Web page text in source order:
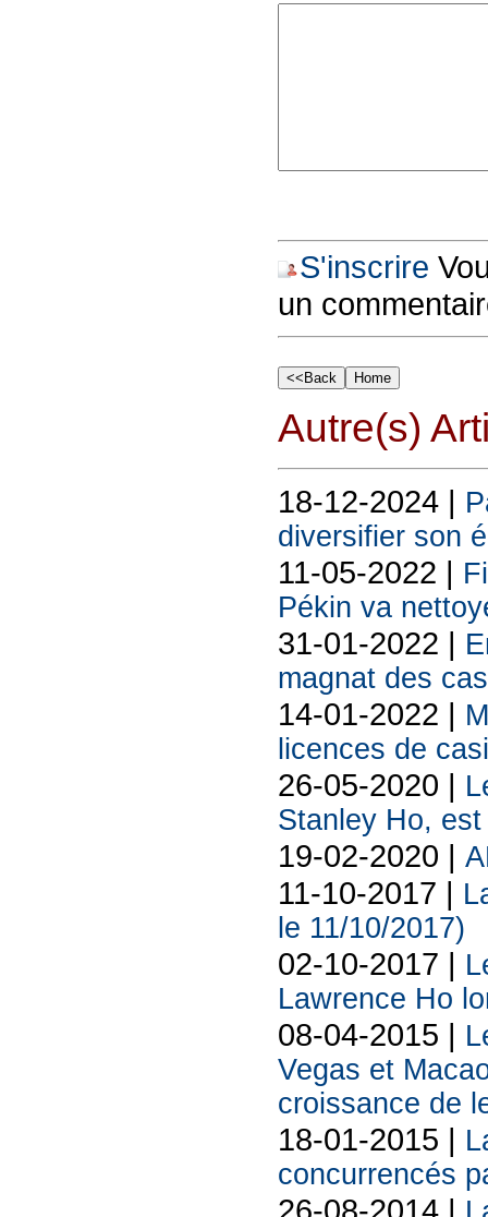
S'inscrire
un
Autre(s)
18-12-2024 |
diversifier son
11-05-2022 |
Pékin va
31-01-2022 |
magnat des
14-01-2022 |
licences de
26-05-2020 |
Stanley Ho,
19-02-2020 |
11-10-2017 |
le 11/10/2017)
02-10-2017 |
Lawrence Ho
08-04-2015 |
Vegas et
croissance de
18-01-2015 |
concurrencés